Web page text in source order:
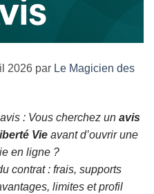
2026 par Le Magicien des
: Vous cherchez un avis
Vieavant d’ouvrir une
en ligne ?
contrat : frais, supports
limites et profil